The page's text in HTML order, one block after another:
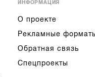
ИНФОРМАЦИЯ
О проекте
Рекламные
Обратная связь
Спецпроекты